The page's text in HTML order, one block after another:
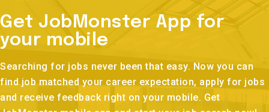
Get JobMonster App for
your mobile
find job matched your career expectation, apply for jobs
and receive feedback right on your mobile. Get
JobMonster mobile app and start your job search now!